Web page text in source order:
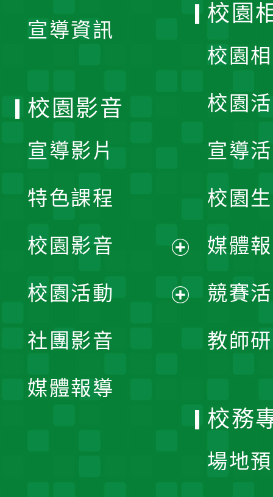
宣導資訊
校園
校園
校園
宣導
校園
媒體
競賽
教師
校園影音
宣導影片
特色課程
校園影音
開
校園活動
社團影音
媒體報導
校務
場地